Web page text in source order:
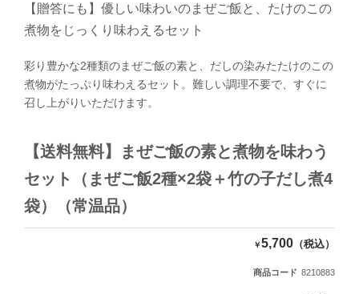
【贈答にも】優しい味わいのまぜご飯と、たけのこの
煮物をじっくり味わえるセット
彩り豊かな2種類のまぜご飯の素と、だしの染みたたけのこの
煮物がたっぷり味わえるセット。難しい調理不要で、すぐに
召し上がりいただけます。
【送料無料】まぜご飯の素と煮物を味わう
セット（まぜご飯2種×2袋＋竹の子だし煮4
袋）（常温品）
￥5,700 （税込）
商品コード 8210883